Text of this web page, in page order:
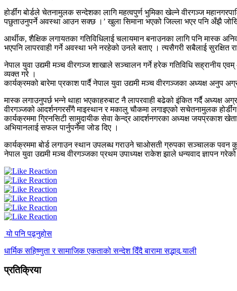
होर्डींग बोर्डले चेतनामुलक सन्देशका लागि महत्वपुर्ण भुमिका खेल्ने वीरगञ्ज
पछुताउनुपर्ने अवस्था आउन सक्छ ।’ खुला सिमाना भएको जिल्ला भएर पनि अँझै
आर्थीक, शैक्षिक लगायतका गतिविधिलाई चलायमान बनाउनका लागि पनि मास्क
भएपनि लापरवाही गर्ने अवस्था भने नरहेको उनले बताए । त्यसैगरी सबैलाई
नेपाल युवा उद्यमी मञ्च वीरगञ्ज शाखाले सञ्चालन गर्ने हरेक गतिविधि सह्रानीय
व्यक्त गरे ।
कार्यक्रमको बारेमा प्रकाश पार्दै नेपाल युवा उद्यमी मञ्च वीरगञ्जका अध्यक्ष
मास्क लगाउनुपर्छ भन्ने थाहा भएकाहरुबाट नै लापरवाही बढेको इंकित गर्दै अध्यक्ष
वीरगञ्जको आदर्शनगरसँगै माइस्थान र मकालु चौकमा लगाइएको सचेतनामुलक होर्डींग
कार्यक्रममा ग्रिनसिटी सामुदायीक सेवा केन्द्र आदर्शनगरका अध्यक्ष जयप्रकाश
अभियानलाई सफल पार्नुपर्नेमा जोड दिए ।
कार्यक्रममा बोर्ड लगाउन स्थान उपलब्ध गराउने चाओसती ग्रुपका सञ्चालक पवन
नेपाल युवा उद्यमी मञ्च वीरगञ्जका प्रथम उपाध्यक्ष राकेश झाले धन्यवाद ज्ञापन
यो पनि पढ्नुहोस
धार्मिक सहिष्णुता र सामाजिक एकताको सन्देश दिँदै बारामा सद्भाव र्‍याली
प्रतिक्रिया